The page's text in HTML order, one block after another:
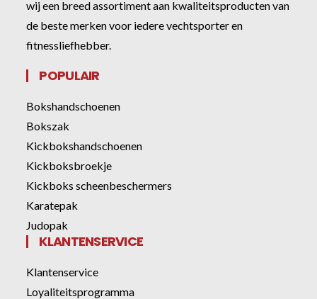
wij een breed assortiment aan kwaliteitsproducten van
de beste merken voor iedere vechtsporter en
fitnessliefhebber.
POPULAIR
Bokshandschoenen
Bokszak
Kickbokshandschoenen
Kickboksbroekje
Kickboks scheenbeschermers
Karatepak
Judopak
KLANTENSERVICE
Klantenservice
Loyaliteitsprogramma